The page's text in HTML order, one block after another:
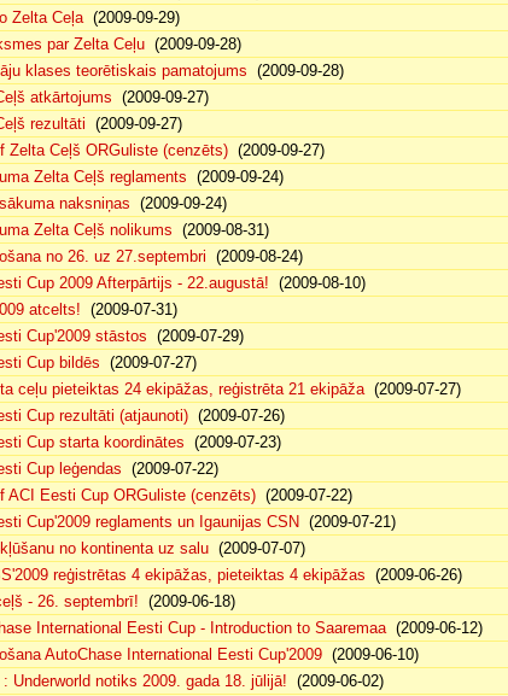
Zelta Ceļa(2009-09-29)
par Zelta Ceļu (2009-09-28)
klases teorētiskais pamatojums (2009-09-28)
atkārtojums (2009-09-27)
rezultāti (2009-09-27)
Zelta Ceļš ORGuliste (cenzēts) (2009-09-27)
Zelta Ceļš reglaments (2009-09-24)
naksniņas (2009-09-24)
Zelta Ceļš nolikums (2009-08-31)
no 26. uz 27.septembri (2009-08-24)
Cup 2009 Afterpārtijs - 22.augustā! (2009-08-10)
atcelts! (2009-07-31)
Cup'2009 stāstos (2009-07-29)
Cup bildēs (2009-07-27)
ceļu pieteiktas 24 ekipāžas, reģistrēta 21 ekipāža(2009-07-27)
Cup rezultāti (atjaunoti) (2009-07-26)
Cup starta koordinātes (2009-07-23)
Cup leģendas (2009-07-22)
ACI Eesti Cup ORGuliste (cenzēts) (2009-07-22)
Cup'2009 reglaments un Igaunijas CSN (2009-07-21)
no kontinenta uz salu (2009-07-07)
reģistrētas 4 ekipāžas, pieteiktas 4 ekipāžas (2009-06-26)
- 26. septembrī! (2009-06-18)
International Eesti Cup - Introduction to Saaremaa(2009-06-12)
AutoChase International Eesti Cup'2009 (2009-06-10)
: Underworld notiks 2009. gada 18. jūlijā! (2009-06-02)